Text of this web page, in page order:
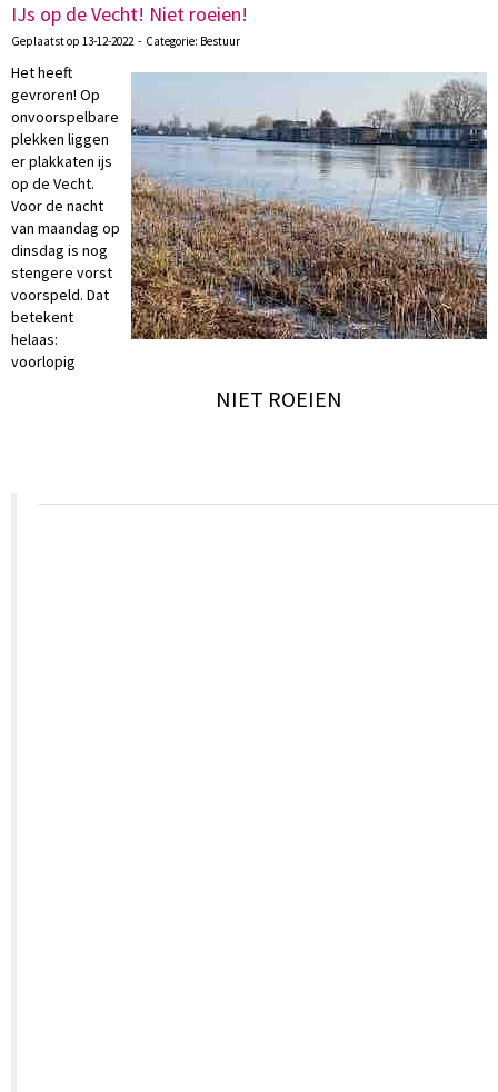
IJs op de Vecht! Niet roeien!
Geplaatst op 13-12-2022 - Categorie: Bestuur
Het heeft
gevroren! Op
onvoorspelbare
plekken liggen
er plakkaten ijs
op de Vecht.
Voor de nacht
van maandag op
dinsdag is nog
stengere vorst
voorspeld. Dat
betekent
helaas:
voorlopig
NIET ROEIEN